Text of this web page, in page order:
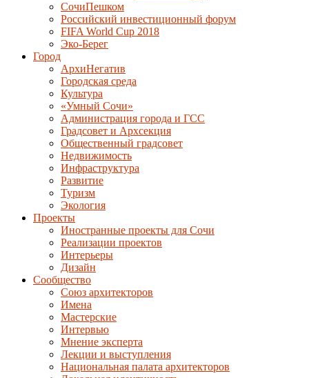
СочиПешком
Российский инвестиционный форум
FIFA World Cup 2018
Эко-Берег
Город
АрхиНегатив
Городская среда
Культура
«Умный Сочи»
Администрация города и ГСС
Градсовет и Архсекция
Общественный градсовет
Недвижимость
Инфраструктура
Развитие
Туризм
Экология
Проекты
Иностранные проекты для Сочи
Реализации проектов
Интерьеры
Дизайн
Сообщество
Союз архитекторов
Имена
Мастерские
Интервью
Мнение эксперта
Лекции и выступления
Национальная палата архитекторов